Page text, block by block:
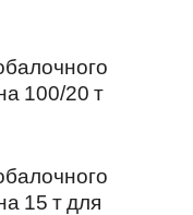
100/20 т
15 т для